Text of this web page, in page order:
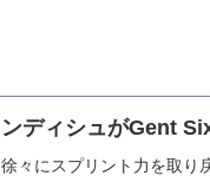
ディシュがGent
々にスプリント力を取り